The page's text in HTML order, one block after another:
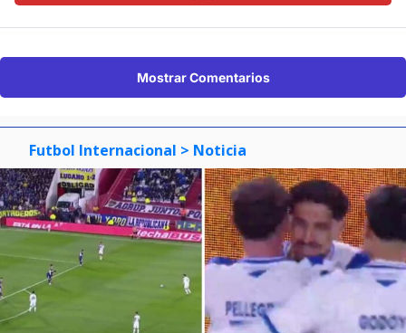
Mostrar Comentarios
Futbol Internacional > Noticia